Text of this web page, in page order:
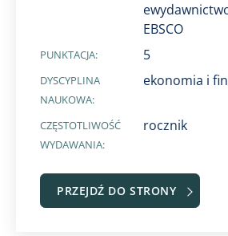
EBSCO
PUNKTACJA: 5
DYSCYPLINA
NAUKOWA:
ekonomia i
CZĘSTOTLIWOŚĆ
WYDAWANIA:
rocznik
PRZEJDŹ DO STRONY